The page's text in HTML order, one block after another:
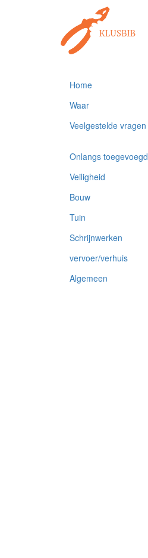
Home
Waar
Veelgestelde vragen
Onlangs toegevoegd
Veiligheid
Bouw
Tuin
Schrijnwerken
vervoer/verhuis
Algemeen